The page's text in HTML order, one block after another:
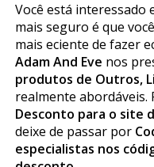
Você está interessado
mais seguro é que
mais eficiente de fazer
Adam And Eve nos
produtos de Outros,
realmente abordáveis.
Desconto para o site
deixe de passar por
especialistas nos